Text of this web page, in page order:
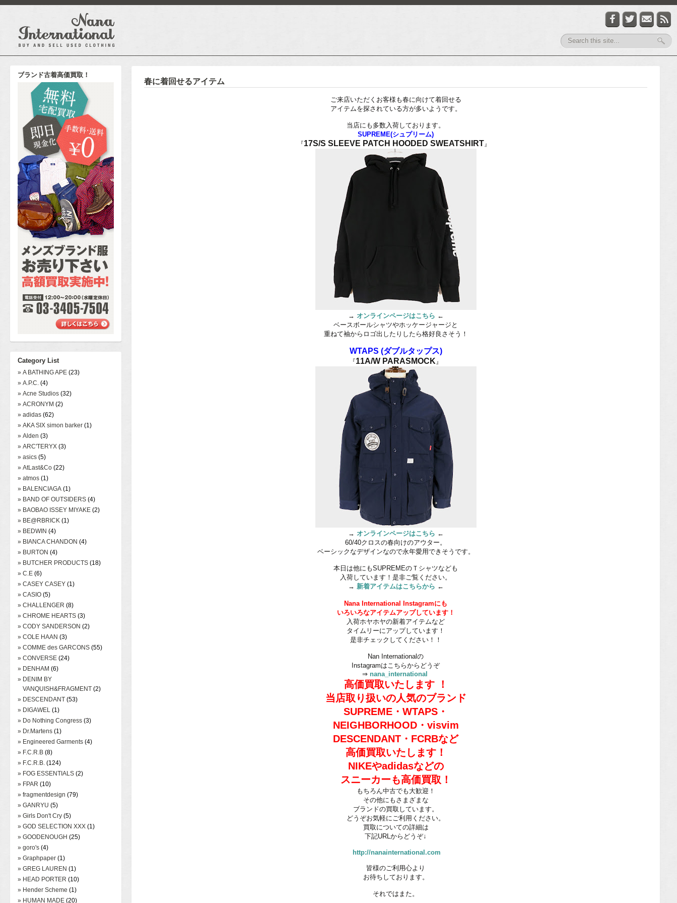
ブランド古着高価買取！
Category List
» A BATHING APE (23)
» A.P.C. (4)
» Acne Studios (32)
» ACRONYM (2)
» adidas (62)
» AKA SIX simon barker (1)
» Alden (3)
» ARC'TERYX (3)
» asics (5)
» AtLast&Co (22)
» atmos (1)
» BALENCIAGA (1)
» BAND OF OUTSIDERS (4)
» BAOBAO ISSEY MIYAKE (2)
» BE@RBRICK (1)
» BEDWIN (4)
» BIANCA CHANDON (4)
» BURTON (4)
» BUTCHER PRODUCTS (18)
» C.E (6)
» CASEY CASEY (1)
» CASIO (5)
» CHALLENGER (8)
» CHROME HEARTS (3)
» CODY SANDERSON (2)
» COLE HAAN (3)
» COMME des GARCONS (55)
» CONVERSE (24)
» DENHAM (6)
» DENIM BY
VANQUISH&FRAGMENT (2)
» DESCENDANT (53)
» DIGAWEL (1)
» Do Nothing Congress (3)
» Dr.Martens (1)
» Engineered Garments (4)
» F.C.R.B (8)
» F.C.R.B. (124)
» FOG ESSENTIALS (2)
» FPAR (10)
» fragmentdesign (79)
» GANRYU (5)
» Girls Don't Cry (5)
» GOD SELECTION XXX (1)
» GOODENOUGH (25)
» goro's (4)
» Graphpaper (1)
» GREG LAUREN (1)
» HEAD PORTER (10)
» Hender Scheme (1)
» HUMAN MADE (20)
春に着回せるアイテム
ご来店いただくお客様も春に向けて着回せる
アイテムを探されている方が多いようです。
当店にも多数入荷しております。
SUPREME(シュプリーム)
『17S/S SLEEVE PATCH HOODED SWEATSHIRT』
→ オンラインページはこちら ←
ベースボールシャツやホッケージャージと
重ねて袖からロゴ出したりしたら格好良さそう！
WTAPS (ダブルタップス)
『11A/W PARASMOCK』
→ オンラインページはこちら ←
60/40クロスの春向けのアウター。
ベーシックなデザインなので永年愛用できそうです。
本日は他にもSUPREMEのＴシャツなども
入荷しています！是非ご覧ください。
→ 新着アイテムはこちらから ←
Nana International Instagramにも
いろいろなアイテムアップしています！
入荷ホヤホヤの新着アイテムなど
タイムリーにアップしています！
是非チェックしてください！！
Nan Internationalの
Instagramはこちらからどうぞ
⇒ nana_international
高価買取いたします！
当店取り扱いの人気のブランド
SUPREME・WTAPS・
NEIGHBORHOOD・ visvim
DESCENDANT・FCRBなど
高価買取いたします！
NIKEやadidasなどの
スニーカーも高価買取！
もちろん中古でも大歓迎！
その他にもさまざまな
ブランドの買取しています。
どうぞお気軽にご利用ください。
買取についての詳細は
下記URLからどうぞ↓
http://nanainternational.com
皆様のご利用心より
お待ちしております。
それではまた。